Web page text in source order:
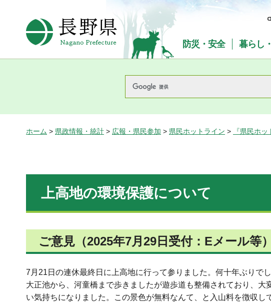
長野県Nagano Prefecture
防災・安全 暮らし
ホーム > 県政情報・統計 > 広報・県民参加 > 県民ホットライン > 『県民ホ
上高地の環境保護について
ご意見（2025年7月29日受付：Eメール等）
7月21日の連休最終日に上高地に行って参りました。何十年ぶりでし
大正池から、河童橋まで歩きましたが遊歩道も整備されており、
い気持ちになりました。この景色が無料なんて、と入山料を徴収